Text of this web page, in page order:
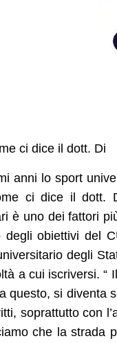
ci dice il dott. Di
anni lo sport
ci dice il dott.
è uno dei fattori
degli obiettivi del
degli
a cui iscriversi. “
questo, si diventa
soprattutto con
che la strada